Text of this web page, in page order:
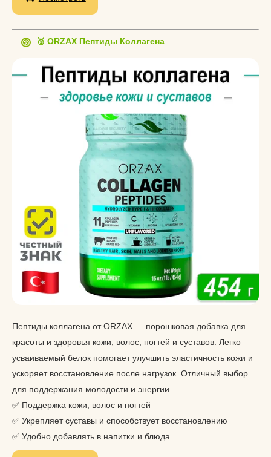
🥉 ORZAX Пептиды Коллагена
Пептиды коллагена от ORZAX — порошковая добавка для
красоты и здоровья кожи, волос, ногтей и суставов. Легко
усваиваемый белок помогает улучшить эластичность кожи и
ускоряет восстановление после нагрузок. Отличный выбор
для поддержания молодости и энергии.
✅ Поддержка кожи, волос и ногтей
✅ Укрепляет суставы и способствует восстановлению
✅ Удобно добавлять в напитки и блюда